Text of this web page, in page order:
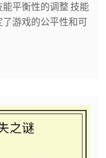
平衡性的调整 技能
游戏的公平性和可